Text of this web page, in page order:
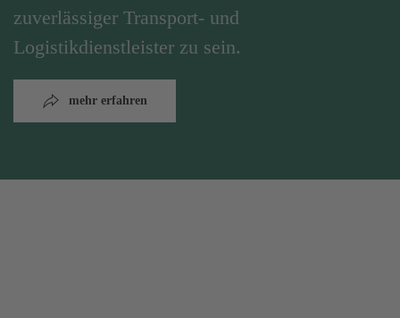
zuverlässiger Transport- und
Logistikdienstleister zu sein.
mehr erfahren